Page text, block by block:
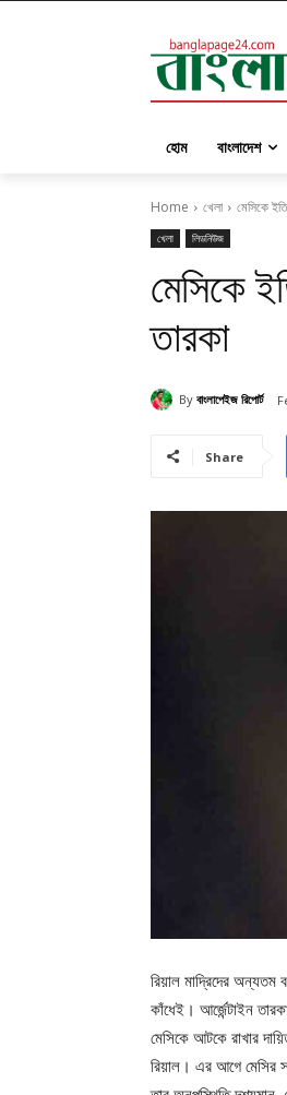
হোম বাংলাদেশ
Home খেলা মেসিকে
খেলা লিডনিউজ
মেসিকে
তারকা
By বাংলাপেইজ রিপোর্ট
Share
রিয়াল মাদ্রিদের অন্যতম
কাঁধেই। আর্জেন্টাইন
মেসিকে আটকে রাখার
রিয়াল। এর আগে মেসির